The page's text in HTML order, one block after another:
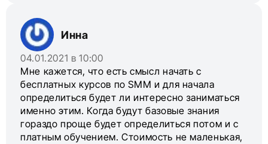
Инна
04.01.2021 в 10:00
Мне кажется, что есть смысл начать с
бесплатных курсов по SMM и для начала
определиться будет ли интересно заниматься
именно этим. Когда будут базовые знания
гораздо проще будет определиться потом и с
платным обучением. Стоимость не маленькая,